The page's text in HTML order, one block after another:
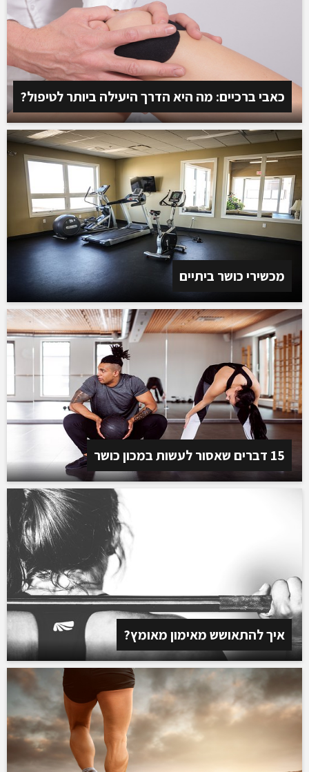
כאבי ברכיים: מה היא הדרך היעילה ביותר לטיפול?
מכשירי כושר ביתיים
15 דברים שאסור לעשות במכון כושר
איך להתאושש מאימון מאומץ?